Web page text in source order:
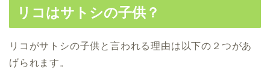
リコはサトシの子供？
リコがサトシの子供と言われる理由は以下の２つがあ
げられます。